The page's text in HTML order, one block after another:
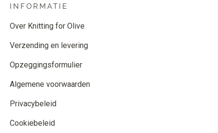
INFORMATIE
Over Knitting for Olive
Verzending en levering
Opzeggingsformulier
Algemene voorwaarden
Privacybeleid
Cookiebeleid